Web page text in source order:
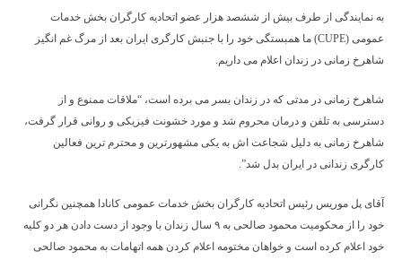
به نمایندگی از طرف بیش از ششصد هزار عضو اتحادیه کارگران بخش خدمات
عمومی (CUPE) ما همبستگی خود را با جنبش کارگری ایران بعد از مرگ غم انگیز
شاهرخ زمانی در زندان اعلام می داریم.
شاهرخ زمانی در مدتی که در زندان بسر می برده است، “ملاقات ممنوع و از
دسترسی به تلفن و درمان محروم شد و مورد خشونت فیزیکی و روانی قرار گرفت،
شاهرخ زمانی به دلیل شجاعت اش به یکی مشهورترین و محترم ترین فعالین
کارگری زندانی در ایران بدل شد”.
آقای پل موریس رئیس اتحادیه کارگران بخش خدمات عمومی کانادا همچنین نگرانی
خود را از محکومیت محمود صالحی به ۹ سال زندان با وجود از دست دادن هر دو کلیه
خود اعلام کرده است و خواهان مختومه اعلام کردن همه اتهامات به محمود صالحی